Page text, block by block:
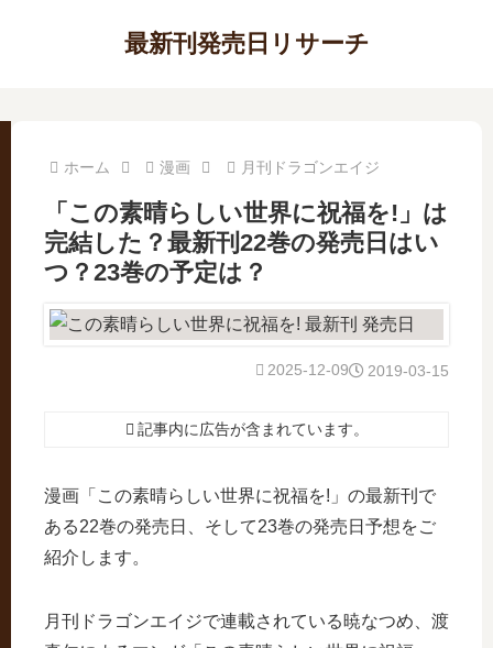
最新刊発売日リサーチ
ホーム 漫画 月刊ドラゴンエイジ
「この素晴らしい世界に祝福を!」は
完結した？最新刊22巻の発売日はい
つ？23巻の予定は？
2019-03-15
2025-12-09
記事内に広告が含まれています。
漫画「この素晴らしい世界に祝福を!」の最新刊で
ある22巻の発売日、そして23巻の発売日予想をご
紹介します。
月刊ドラゴンエイジで連載されている暁なつめ、渡